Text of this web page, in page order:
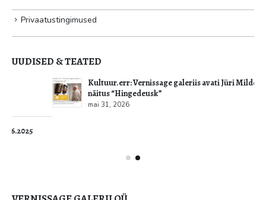
Privaatustingimused
UUDISED & TEATED
Kultuur.err: Vernissage galeriis avati Jüri Mildebergi
näitus “Hingedeusk”
mai 31, 2026
Aadress: Olevimägi 16, Tallinn 10123